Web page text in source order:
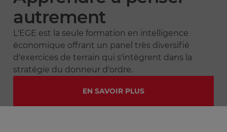
autrement
L'EGE est la seule formation en intelligence
économique offrant un panel très diversifié
d'exercices de terrain qui s'intègrent dans la
stratégie du donneur d'ordre.
EN SAVOIR PLUS